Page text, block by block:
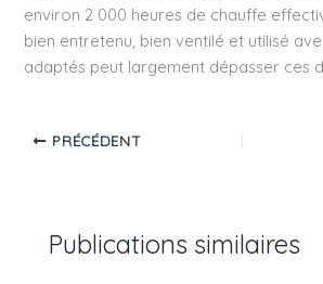
environ 2 000 heures de chauffe
bien entretenu, bien ventilé et utilisé
adaptés peut largement dépasser ces
PRÉCÉDENT
Publications similaires